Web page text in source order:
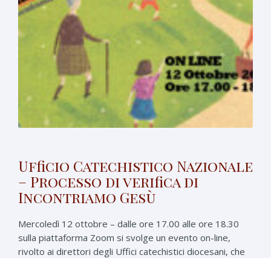
Ufficio Catechistico Nazionale
– Processo di verifica di
Incontriamo Gesù
Mercoledì 12 ottobre – dalle ore 17.00 alle ore 18.30
sulla piattaforma Zoom si svolge un evento on-line,
rivolto ai direttori degli Uffici catechistici diocesani, che